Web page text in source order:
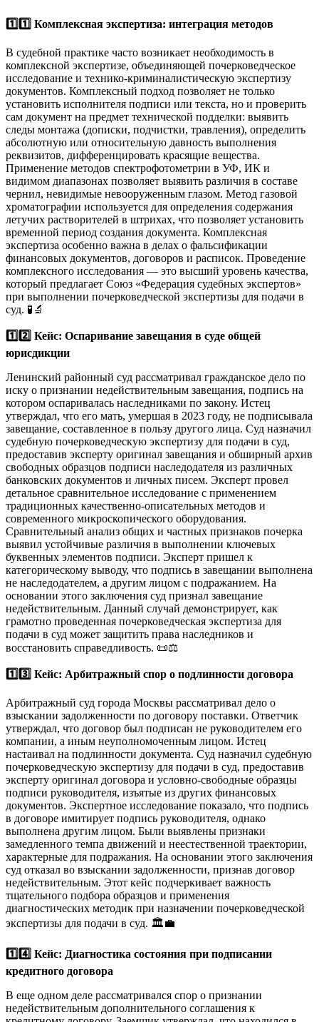
1️⃣1️⃣ Комплексная экспертиза: интеграция методов
В судебной практике часто возникает необходимость в
комплексной экспертизе, объединяющей почерковедческое
исследование и технико-криминалистическую экспертизу
документов. Комплексный подход позволяет не только
установить исполнителя подписи или текста, но и проверить
сам документ на предмет технической подделки: выявить
следы монтажа (дописки, подчистки, травления), определить
абсолютную или относительную давность выполнения
реквизитов, дифференцировать красящие вещества.
Применение методов спектрофотометрии в УФ, ИК и
видимом диапазонах позволяет выявить различия в составе
чернил, невидимые невооруженным глазом. Метод газовой
хроматографии используется для определения содержания
летучих растворителей в штрихах, что позволяет установить
временной период создания документа. Комплексная
экспертиза особенно важна в делах о фальсификации
финансовых документов, договоров и расписок. Проведение
комплексного исследования — это высший уровень качества,
который предлагает Союз «Федерация судебных экспертов»
при выполнении почерковедческой экспертизы для подачи в
суд. 🧪🔬
1️⃣2️⃣ Кейс: Оспаривание завещания в суде общей
юрисдикции
Ленинский районный суд рассматривал гражданское дело по
иску о признании недействительным завещания, подпись на
котором оспаривалась наследниками по закону. Истец
утверждал, что его мать, умершая в 2023 году, не подписывала
завещание, составленное в пользу другого лица. Суд назначил
судебную почерковедческую экспертизу для подачи в суд,
предоставив эксперту оригинал завещания и обширный архив
свободных образцов подписи наследодателя из различных
банковских документов и личных писем. Эксперт провел
детальное сравнительное исследование с применением
традиционных качественно-описательных методов и
современного микроскопического оборудования.
Сравнительный анализ общих и частных признаков почерка
выявил устойчивые различия в выполнении ключевых
буквенных элементов подписи. Эксперт пришел к
категорическому выводу, что подпись в завещании выполнена
не наследодателем, а другим лицом с подражанием. На
основании этого заключения суд признал завещание
недействительным. Данный случай демонстрирует, как
грамотно проведенная почерковедческая экспертиза для
подачи в суд может защитить права наследников и
восстановить справедливость. 📜⚖️
1️⃣3️⃣ Кейс: Арбитражный спор о подлинности договора
Арбитражный суд города Москвы рассматривал дело о
взыскании задолженности по договору поставки. Ответчик
утверждал, что договор был подписан не руководителем его
компании, а иным неуполномоченным лицом. Истец
настаивал на подлинности документа. Суд назначил судебную
почерковедческую экспертизу для подачи в суд, предоставив
эксперту оригинал договора и условно-свободные образцы
подписи руководителя, изъятые из других финансовых
документов. Экспертное исследование показало, что подпись
в договоре имитирует подпись руководителя, однако
выполнена другим лицом. Были выявлены признаки
замедленного темпа движений и неестественной траектории,
характерные для подражания. На основании этого заключения
суд отказал во взыскании задолженности, признав договор
недействительным. Этот кейс подчеркивает важность
тщательного подбора образцов и применения
диагностических методик при назначении почерковедческой
экспертизы для подачи в суд. 🏛️💼
1️⃣4️⃣ Кейс: Диагностика состояния при подписании
кредитного договора
В еще одном деле рассматривался спор о признании
недействительным дополнительного соглашения к